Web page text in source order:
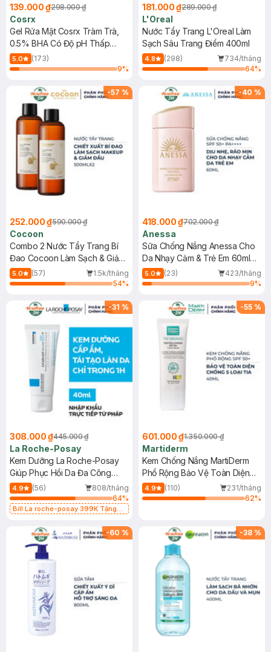
139.000 ₫298.000 ₫
Cosrx
Gel Rửa Mặt Cosrx Tràm Trà,
0.5% BHA Có Độ pH Thấp
150ml
5.0
(173)
9%
181.000 ₫289.000 ₫
L'Oreal
Nước Tẩy Trang L'Oreal Làm
Sạch Sâu Trang Điểm 400ml
4.8 (298)
734/tháng
64%
-57 %
252.000 ₫590.000 ₫
Cocoon
Combo 2 Nước Tẩy Trang Bí
Đao Cocoon Làm Sạch & Giảm
Dầu 500ml
5.0 (57)
1.5k/tháng
54%
-40 %
418.000 ₫702.000 ₫
Anessa
Sữa Chống Nắng Anessa Cho
Da Nhạy Cảm & Trẻ Em 60ml
(Mới)
5.0 (23)
423/tháng
9%
-31 %
308.000 ₫445.000 ₫
La Roche-Posay
Kem Dưỡng La Roche-Posay
Giúp Phục Hồi Da Đa Công
Dụng 40ml
4.9 (56)
808/tháng
64%
Bill La roche-posay 399K Tặng
(SL có hạn)
-55 %
601.000 ₫1.350.000 ₫
Martiderm
Kem Chống Nắng MartiDerm
Phổ Rộng Bảo Vệ Toàn Diện
40ml
4.9 (110)
231/tháng
62%
-60 % -38 %